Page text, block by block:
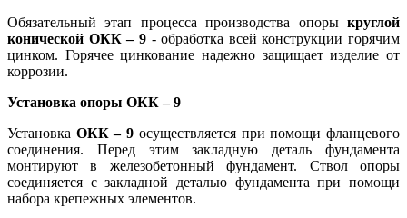
Обязательный этап процесса производства опоры круглой
конической ОКК – 9- обработка всей конструкции горячим
цинком. Горячее цинкование надежно защищает изделие от
коррозии.
Установка опоры ОКК – 9
Установка ОКК – 9 осуществляется при помощи фланцевого
соединения. Перед этим закладную деталь фундамента
монтируют в железобетонный фундамент. Ствол опоры
соединяется с закладной деталью фундамента при помощи
набора крепежных элементов.